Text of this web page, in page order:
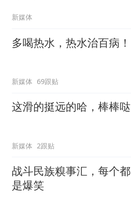
新媒体
多喝热水，热水治百病！
新媒体 69跟贴
这滑的挺远的哈，棒棒哒
新媒体 2跟贴
战斗民族糗事汇，每个都
是爆笑